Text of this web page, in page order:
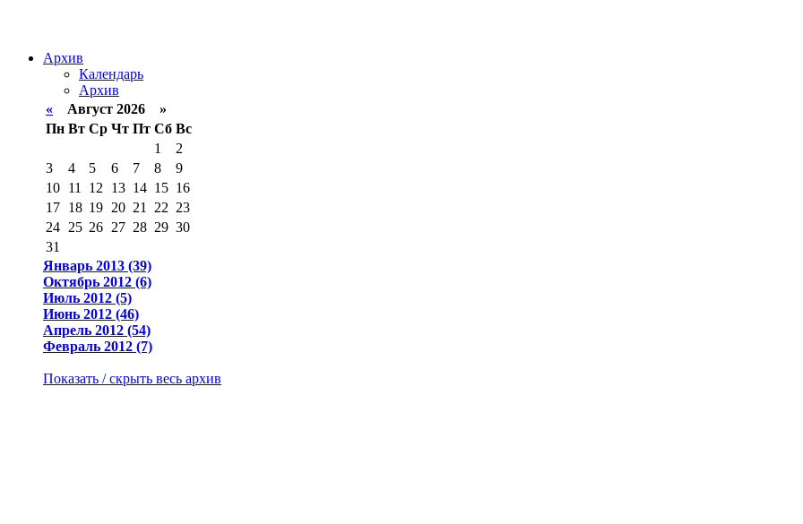
Архив
Календарь
Архив
« Август 2026 »
Пн Вт Ср Чт Пт Сб Вс
1
2
3
4 5 6 7 8
9
10 11 12 13 14 15 16
17 18 19 20 21 22 23
24 25 26 27 28 29 30
31
Январь 2013 (39)
Октябрь 2012 (6)
Июль 2012 (5)
Июнь 2012 (46)
Апрель 2012 (54)
Февраль 2012 (7)
Показать / скрыть весь архив